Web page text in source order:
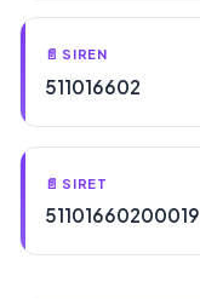
📄 SIREN
511016602
📄 SIRET
51101660200019